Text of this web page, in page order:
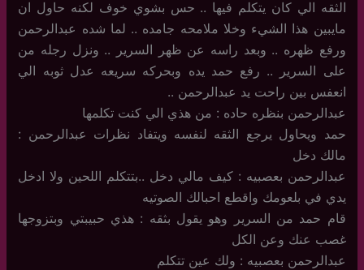
الثقه الي كان يتكلم فيها .. حس بشوي خوف لكنه حاول ان
مايبين هذا الشيء وخلا ملامحه جامده .. لما شده عبدالرحمن
ورفع ظهره .. وبعد راسه عن ظهر السرير .. ونزل رجله من
على السرير .. رفع حمد يده وبحركه سريعه عدل ثوبه الي
انعفس بين راحت يد عبدالرحمن ..
عبدالرحمن بنظره حاده : من هذي الي كنت تكلمها
حمد ويحاول يرجع الثقه لنفسه ويتفاد نظرات عبدالرحمن :
مالك دخل
عبدالرحمن بعصبيه : كيف مالي دخل ..بتتكلم اللحين ولا ادخل
يدي في بلعومك واقطع احبالك الصوتيه
قام حمد من السرير وهو يقول بثقه : هذي حبيبتي وبتزوجها
غصب عنك وعن الكل
عبدالرحمن بعصبيه : ولك عين تتكلم